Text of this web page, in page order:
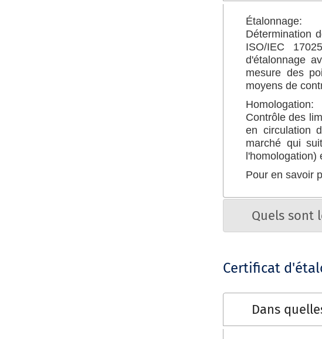
Étalonnage:
Détermination
ISO/IEC
d'étalonnage
mesure des
moyens de
Homologation:
Contrôle des
en circulation
marché qui
l'homologation)
Pour en savoir
Quels sont
Certificat
Dans